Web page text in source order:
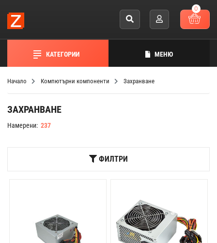
0
КАТЕГОРИИ МЕНЮ
Начало Компютърни компоненти Захранване
ЗАХРАНВАНЕ
Намерени: 237
ФИЛТРИ